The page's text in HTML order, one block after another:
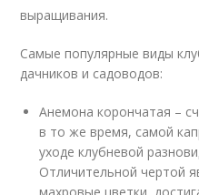
выращивания.
Самые популярные виды
дачников и садоводов:
Анемона корончатая –
в то же время, самой
уходе клубневой
Отличительной чертой